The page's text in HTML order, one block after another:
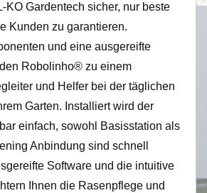
KO Gardentech sicher, nur beste
Kunden zu garantieren.
und eine ausgereifte
Robolinho® zu einem
und Helfer bei der täglichen
Garten. Installiert wird der
einfach, sowohl Basisstation als
Anbindung sind schnell
Software und die intuitive
Ihnen die Rasenpflege und